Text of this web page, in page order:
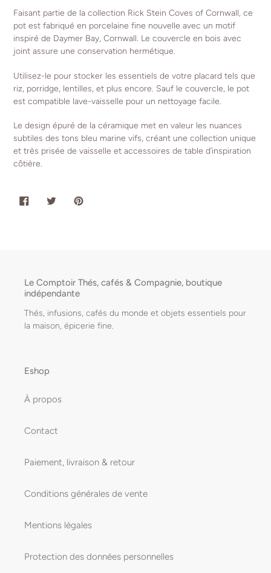
à
votre
panier
Faisant partie de la collection Rick Stein Coves of Cornwall, ce
pot est fabriqué en porcelaine fine nouvelle avec un motif
inspiré de Daymer Bay, Cornwall. Le couvercle en bois avec
joint assure une conservation hermétique.
Utilisez-le pour stocker les essentiels de votre placard tels que
riz, porridge, lentilles, et plus encore. Sauf le couvercle, le pot
est compatible lave-vaisselle pour un nettoyage facile.
Le design épuré de la céramique met en valeur les nuances
subtiles des tons bleu marine vifs, créant une collection unique
et très prisée de vaisselle et accessoires de table d’inspiration
côtière.
PARTAGERTWEETER
Le Comptoir Thés, cafés & Compagnie, boutique
indépendante
Thés, infusions, cafés du monde et objets essentiels pour
la maison, épicerie fine.
Eshop
À propos
Contact
Paiement, livraison & retour
Conditions générales de vente
Mentions légales
Protection des données personnelles